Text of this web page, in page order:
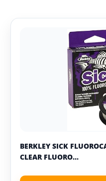
BERKLEY SICK
CLEAR FLUORO...